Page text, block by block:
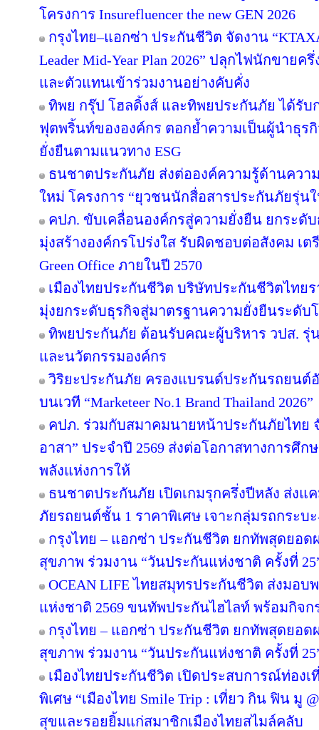
โครงการ Insurefluencer the new GEN 2026
กรุงไทย–แอกซ่า ประกันชีวิต จัดงาน
Leader Mid-Year Plan 2026” ปลุกไฟนักขาย
และตัวแทนเข้าร่วมงานอย่างคับคั่ง
ทิพย กรุ๊ป โฮลดิ้งส์ และทิพยประกันภัย ได้รับ
ฟุตพริ้นท์ขององค์กร ตอกย้ำความเป็นผู้นำธุร
ยั่งยืนตามแนวทาง ESG
ธนชาตประกันภัย ส่งต่อองค์ความรู้ด้านคว
ใหม่ โครงการ “ยุวชนนักสื่อสารประกันภัยรุ่นใ
คปภ. ขับเคลื่อนองค์กรสู่ความยั่งยืน ยกระดั
มุ่งสร้างองค์กรโปร่งใส รับผิดชอบต่อสังคม เ
Green Office ภายในปี 2570
เมืองไทยประกันชีวิต บริษัทประกันชีวิตไทยร
มุ่งยกระดับธุรกิจสู่มาตรฐานความยั่งยืนระดับ
ทิพยประกันภัย ต้อนรับคณะผู้บริหาร วปส. รุ่
และนวัตกรรมองค์กร
วิริยะประกันภัย ครองแบรนด์ประกันรถยนต์
บนเวที “Marketeer No.1 Brand Thailand 2026”
คปภ. ร่วมกับสมาคมนายหน้าประกันภัยไทย
อาสา” ประจำปี 2569 ส่งต่อโอกาสทางการศึ
พลังแห่งการให้
ธนชาตประกันภัย เปิดเกมรุกครึ่งปีหลัง ส่งแ
ภัยรถยนต์ชั้น 1 ราคาพิเศษ เจาะกลุ่มรถกระบ
กรุงไทย – แอกซ่า ประกันชีวิต ยกทัพสุดยอ
สุขภาพ ร่วมงาน “วันประกันแห่งชาติ ครั้งที่
OCEAN LIFE ไทยสมุทรประกันชีวิต ส่งมอ
แห่งชาติ 2569 ขนทัพประกันไฮไลท์ พร้อมกิจ
กรุงไทย – แอกซ่า ประกันชีวิต ยกทัพสุดยอ
สุขภาพ ร่วมงาน “วันประกันแห่งชาติ ครั้งที่
เมืองไทยประกันชีวิต เปิดประสบการณ์ท่อง
พิเศษ “เมืองไทย Smile Trip : เที่ยว กิน ฟิน มู
สุขและรอยยิ้มแก่สมาชิกเมืองไทยสไมล์คลับ